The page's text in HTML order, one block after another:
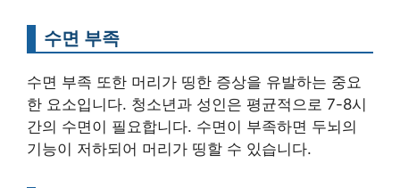
수면 부족
수면 부족 또한 머리가 띵한 증상을 유발하는 중요
한 요소입니다. 청소년과 성인은 평균적으로 7-8시
간의 수면이 필요합니다. 수면이 부족하면 두뇌의
기능이 저하되어 머리가 띵할 수 있습니다.